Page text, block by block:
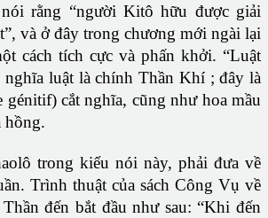
rằng “người Kitô hữu được giải
và ở đây trong chương mới ngài lại
cách tích cực và phấn khởi. “Luật
nghĩa luật là chính Thần Khí ; đây là
génitif) cắt nghĩa, cũng như hoa mầu
hồng.
trong kiểu nói này, phải đưa về
Trình thuật của sách Công Vụ về
đến bắt đầu như sau: “Khi đến